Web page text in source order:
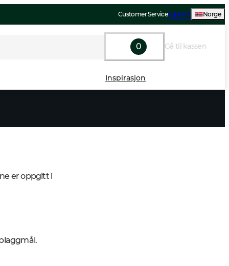
Customer ServiceSupport Norge
0 Gå til kassen
Inspirasjon
er oppgitt i